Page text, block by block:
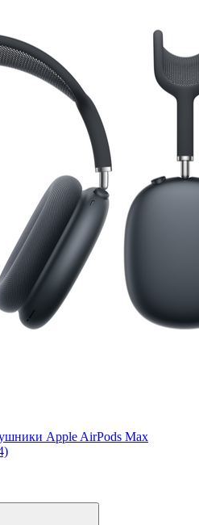
Apple AirPods Max